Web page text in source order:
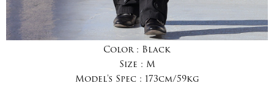
Color : Black
Size : M
Model's Spec : 173cm/59kg